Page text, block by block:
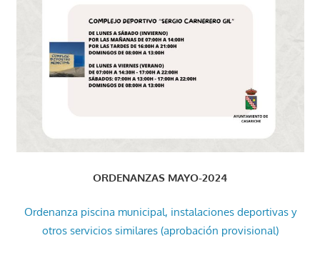
ORDENANZAS MAYO-2024
Ordenanza piscina municipal, instalaciones deportivas y
otros servicios similares (aprobación provisional)